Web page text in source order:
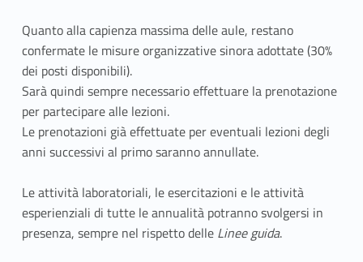
Quanto alla capienza massima delle aule, restano
confermate le misure organizzative sinora adottate (30%
dei posti disponibili).
Sarà quindi sempre necessario effettuare la prenotazione
per partecipare alle lezioni.
Le prenotazioni già effettuate per eventuali lezioni degli
anni successivi al primo saranno annullate.
Le attività laboratoriali, le esercitazioni e le attività
esperienziali di tutte le annualità potranno svolgersi in
presenza, sempre nel rispetto delle Linee guida.